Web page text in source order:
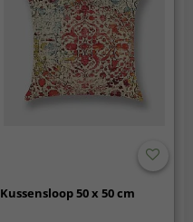
Kussensloop 50 x 50 cm